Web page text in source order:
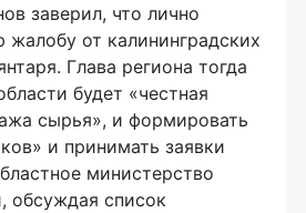
заверил, что лично
от калининградских
Глава региона тогда
будет «честная
сырья», и формировать
и принимать заявки
министерство
обсуждая список